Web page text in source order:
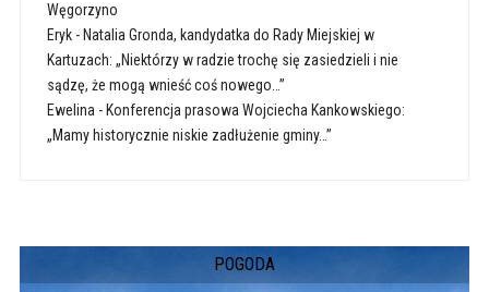
Węgorzyno
Eryk- Natalia Gronda, kandydatka do Rady Miejskiej w
Kartuzach: „Niektórzy w radzie trochę się zasiedzieli i nie
sądzę, że mogą wnieść coś nowego…”
Ewelina - Konferencja prasowa Wojciecha Kankowskiego:
„Mamy historycznie niskie zadłużenie gminy…”
POGODA